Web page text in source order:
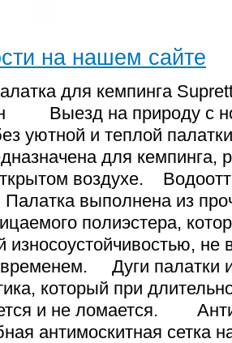
на нашем сайте
для кемпинга
Выезд на природу с
уютной и теплой
для кемпинга,
воздухе.
выполнена из
полиэстера,
не
временем. Дуги палатки
который при
и не ломается.
антимоскитная сетка